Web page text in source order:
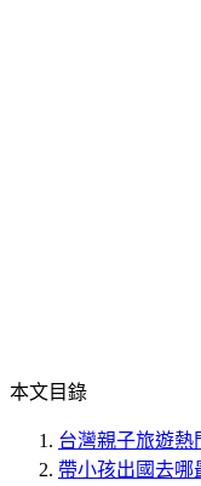
本文目錄
台灣親子旅遊熱
帶小孩出國去哪